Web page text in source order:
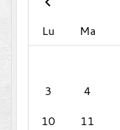
Lu
Ma
3
4
10
11